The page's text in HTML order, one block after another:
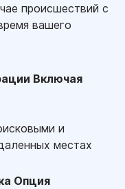
происшествий с
вашего
Включая
и
местах
Опция